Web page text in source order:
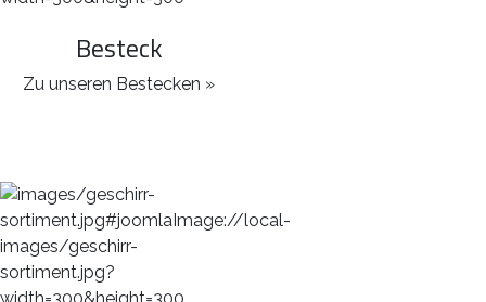
Besteck
Zu unseren Bestecken »